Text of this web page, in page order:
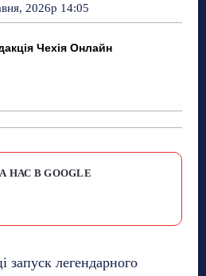
2026р 14:05
Чехія Онлайн
В GOOGLE
запуск легендарного